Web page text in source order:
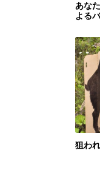
あな
よる
狙わ